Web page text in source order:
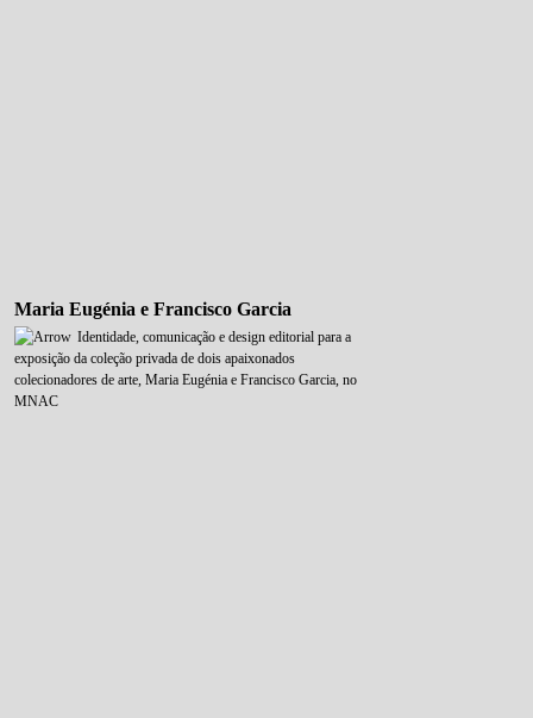
Maria Eugénia e Francisco Garcia
Identidade, comunicação e design editorial para a
exposição da coleção privada de dois apaixonados
colecionadores de arte, Maria Eugénia e Francisco Garcia, no
MNAC